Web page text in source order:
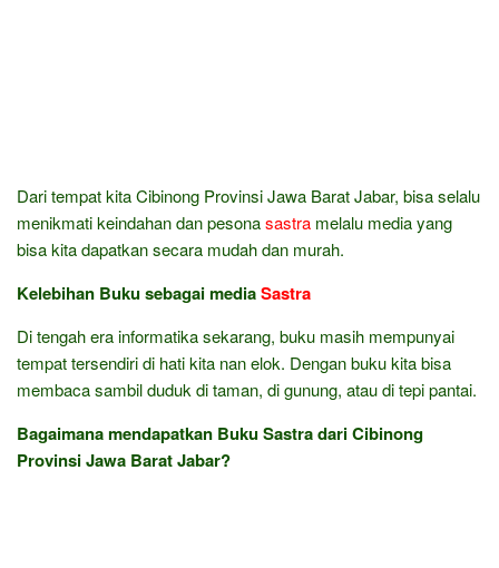
Dari tempat kita Cibinong Provinsi Jawa Barat Jabar, bisa selalu
menikmati keindahan dan pesonasastra melalu media yang
bisa kita dapatkan secara mudah dan murah.
Kelebihan Buku sebagai mediaSastra
Di tengah era informatika sekarang, buku masih mempunyai
tempat tersendiri di hati kita nan elok. Dengan buku kita bisa
membaca sambil duduk di taman, di gunung, atau di tepi pantai.
Bagaimana mendapatkan Buku Sastra dari Cibinong
Provinsi Jawa Barat Jabar?